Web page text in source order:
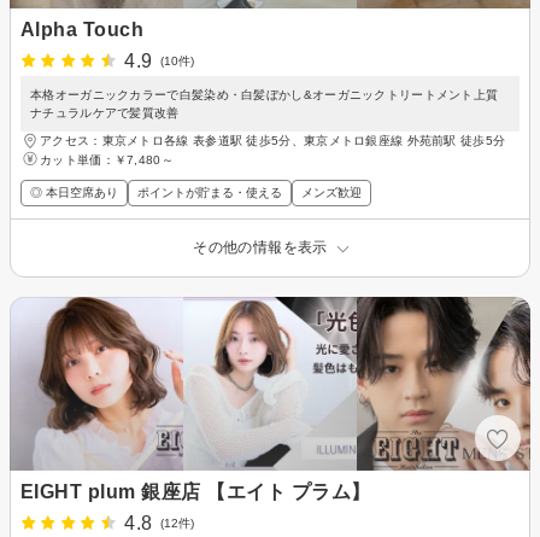
Alpha Touch
4.9
(10件)
本格オーガニックカラーで白髪染め・白髪ぼかし&オーガニックトリートメント上質
ナチュラルケアで髪質改善
アクセス：東京メトロ各線 表参道駅 徒歩5分、東京メトロ銀座線 外苑前駅 徒歩5分
カット単価： ￥7,480～
◎ 本日空席あり ポイントが貯まる・使える メンズ歓迎
その他の情報を表示
EIGHT plum 銀座店 【エイト プラム】
4.8
(12件)